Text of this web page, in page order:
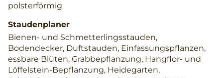
polsterförmig
Staudenplaner
Bienen- und Schmetterlingsstauden,
Bodendecker, Duftstauden, Einfassungspflanzen,
essbare Blüten, Grabbepflanzung, Hangflor- und
Löffelstein-Bepflanzung, Heidegarten,